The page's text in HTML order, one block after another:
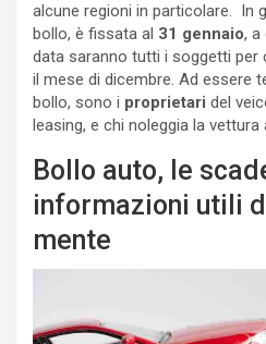
alcune regioni in particolare. In
bollo, è fissata al 31 gennaio, a
data saranno tutti i soggetti per
il mese di dicembre. Ad essere
bollo, sono i proprietari del
leasing, e chi noleggia la
Bollo auto, le
informazioni utili
mente